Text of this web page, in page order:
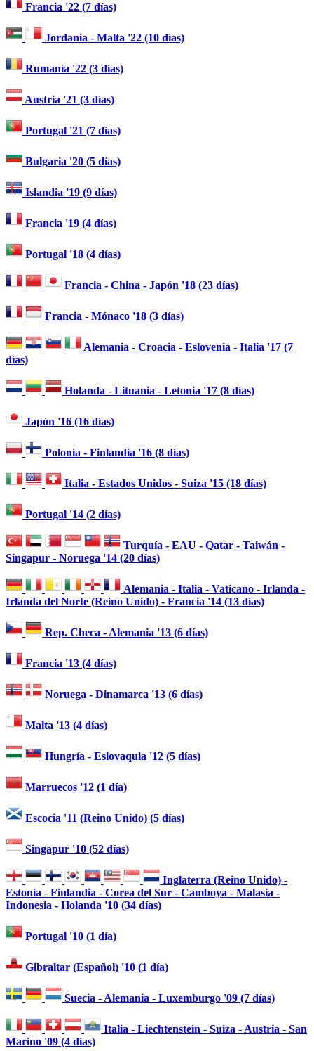
Francia '22 (7 días)
Jordania - Malta '22 (10 días)
Rumanía '22 (3 días)
Austria '21 (3 días)
Portugal '21 (7 días)
Bulgaria '20 (5 días)
Islandia '19 (9 días)
Francia '19 (4 días)
Portugal '18 (4 días)
Francia - China - Japón '18 (23 días)
Francia - Mónaco '18 (3 días)
Alemania - Croacia - Eslovenia - Italia '17 (7
días)
Holanda - Lituania - Letonia '17 (8 días)
Japón '16 (16 días)
Polonia - Finlandia '16 (8 días)
Italia - Estados Unidos - Suiza '15 (18 días)
Portugal '14 (2 días)
Turquía - EAU - Qatar - Taiwán -
Singapur - Noruega '14 (20 días)
Alemania - Italia - Vaticano - Irlanda -
Irlanda del Norte (Reino Unido) - Francia '14 (13 días)
Rep. Checa - Alemania '13 (6 días)
Francia '13 (4 días)
Noruega - Dinamarca '13 (6 días)
Malta '13 (4 días)
Hungría - Eslovaquia '12 (5 días)
Marruecos '12 (1 día)
Escocia '11 (Reino Unido) (5 días)
Singapur '10 (52 días)
Inglaterra (Reino Unido) -
Estonia - Finlandia - Corea del Sur - Camboya - Malasia -
Indonesia - Holanda '10 (34 días)
Portugal '10 (1 día)
Gibraltar (Español) '10 (1 día)
Suecia - Alemania - Luxemburgo '09 (7 días)
Italia - Liechtenstein - Suiza - Austria - San
Marino '09 (4 días)